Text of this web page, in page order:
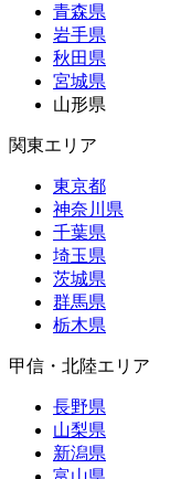
青森県
岩手県
秋田県
宮城県
山形県
関東エリア
東京都
神奈川県
千葉県
埼玉県
茨城県
群馬県
栃木県
甲信・北陸エリア
長野県
山梨県
新潟県